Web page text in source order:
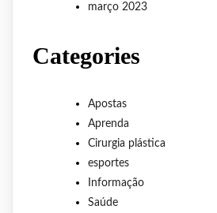
março 2023
Categories
Apostas
Aprenda
Cirurgia plástica
esportes
Informação
Saúde